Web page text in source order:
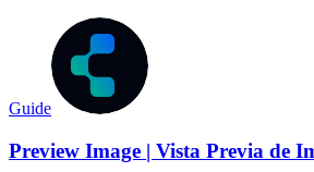
Guide
Preview Image | Vista Previa de